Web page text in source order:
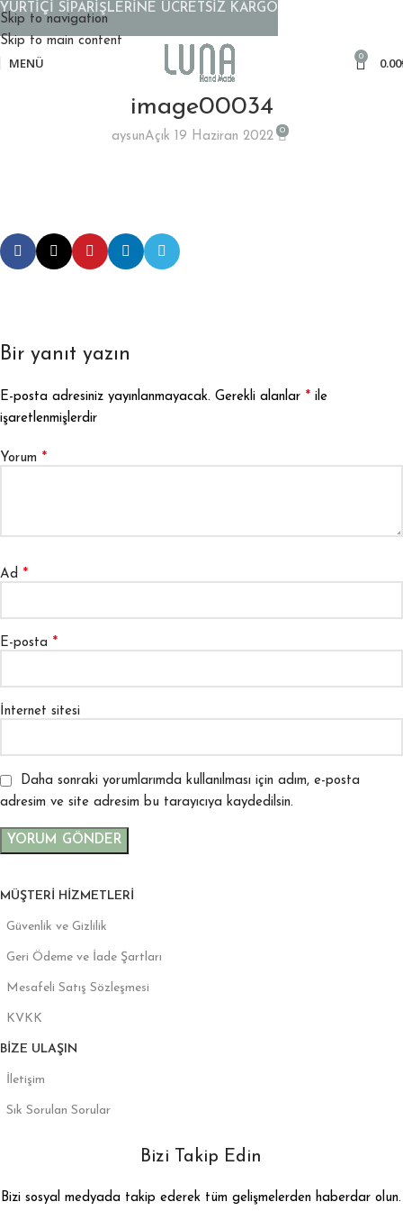
Skip to navigation
Skip to main content
MENÜ 0 0.00
image00034
aysunAçık 19 Haziran 2022 0
Bir yanıt yazın
E-posta adresiniz yayınlanmayacak. Gerekli alanlar * ile
işaretlenmişlerdir
Yorum *
Ad *
E-posta *
İnternet sitesi
Daha sonraki yorumlarımda kullanılması için adım, e-posta
adresim ve site adresim bu tarayıcıya kaydedilsin.
MÜŞTERI HIZMETLERI
Güvenlik ve Gizlilik
Geri Ödeme ve İade Şartları
Mesafeli Satış Sözleşmesi
KVKK
BIZE ULAŞIN
İletişim
Sık Sorulan Sorular
Bizi Takip Edin
Bizi sosyal medyada takip ederek tüm gelişmelerden haberdar olun.
YURTİÇİ SİPARİŞLERİNE ÜCRETSİZ KARGO